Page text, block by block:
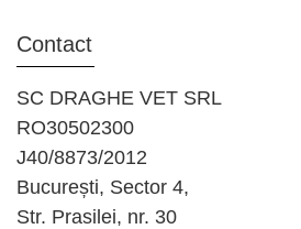
Contact
SC DRAGHE VET SRL
RO30502300
J40/8873/2012
București, Sector 4,
Str. Prasilei, nr. 30